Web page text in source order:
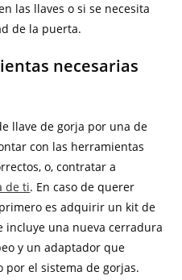
las llaves o si se necesita
de la puerta.
necesarias
llave de gorja por una de
con las herramientas
o, contratar a
de ti. En caso de querer
es adquirir un kit de
incluye una nueva cerradura
y un adaptador que
por el sistema de gorjas.